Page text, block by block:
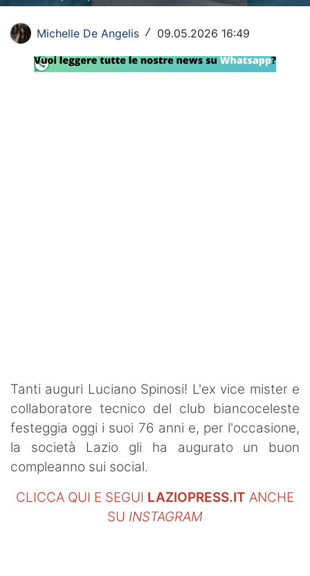
Formula 1
Tennis
Vela
Michelle De Angelis / 09.05.2026 16:49
Tanti auguri Luciano Spinosi! L'ex vice mister e
collaboratore tecnico del club biancoceleste
festeggia oggi i suoi 76 anni e, per l'occasione,
la società Lazio gli ha augurato un buon
compleanno sui social.
CLICCA QUI E SEGUI LAZIOPRESS.IT ANCHE
SU INSTAGRAM